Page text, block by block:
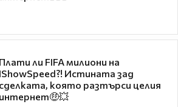
Плати ли FIFA милиони на
IShowSpeed?! Истината зад
сделката, която разтърси целия
интернет🤑💥